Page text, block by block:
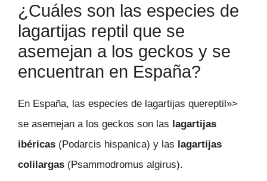
¿Cuáles son las especies de
lagartijas reptil que se
asemejan a los geckos y se
encuentran en España?
En España, las especies de lagartijas quereptil»>
se asemejan a los geckos son las lagartijas
ibéricas (Podarcis hispanica) y las lagartijas
colilargas (Psammodromus algirus).